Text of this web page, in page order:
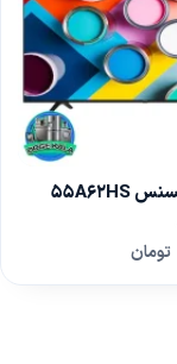
تلویزیون هایسنس 55A62HS
تومان